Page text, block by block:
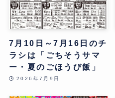
7月10日～7月16日のチ
ラシは「ごちそうサマ
ー・夏のごほうび飯」
2026年7月9日